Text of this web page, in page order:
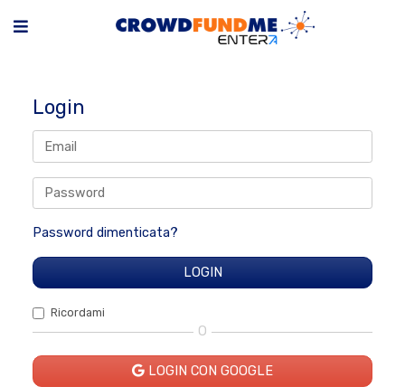
Login
Password dimenticata?
Ricordami
O
LOGIN CON GOOGLE